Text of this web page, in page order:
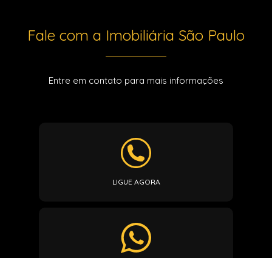
Fale com a Imobiliária São Paulo
Entre em contato para mais informações
LIGUE AGORA